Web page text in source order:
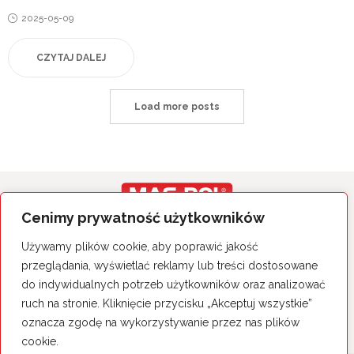
Cenimy prywatność użytkowników
Używamy plików cookie, aby poprawić jakość
przeglądania, wyświetlać reklamy lub treści dostosowane
do indywidualnych potrzeb użytkowników oraz analizować
ruch na stronie. Kliknięcie przycisku „Akceptuj wszystkie”
oznacza zgodę na wykorzystywanie przez nas plików
cookie.
Posted
2025-05-09
CZYTAJ DALEJ
Load more posts
MAS-POL Sp. z o.o. Sp. k.
26-060 Chęciny, ul. Sitkówka 50
tel. 41 344 25 14